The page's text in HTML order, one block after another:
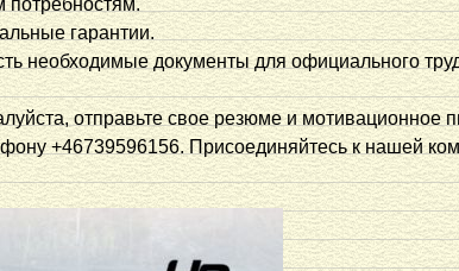
потребностям.
гарантии.
необходимые документы для официального
отправьте свое резюме и мотивационное
+46739596156. Присоединяйтесь к нашей